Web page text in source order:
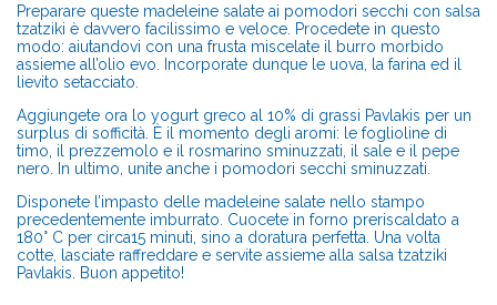
Preparare queste madeleine salate ai pomodori secchi con salsa
tzatziki è davvero facilissimo e veloce. Procedete in questo
modo: aiutandovi con una frusta miscelate il burro morbido
assieme all’olio evo. Incorporate dunque le uova, la farina ed il
lievito setacciato.
Aggiungete ora lo yogurt greco al 10% di grassi Pavlakis per un
surplus di sofficità. È il momento degli aromi: le foglioline di
timo, il prezzemolo e il rosmarino sminuzzati, il sale e il pepe
nero. In ultimo, unite anche i pomodori secchi sminuzzati.
Disponete l’impasto delle madeleine salate nello stampo
precedentemente imburrato. Cuocete in forno preriscaldato a
180° C per circa15 minuti, sino a doratura perfetta. Una volta
cotte, lasciate raffreddare e servite assieme alla salsa tzatziki
Pavlakis. Buon appetito!